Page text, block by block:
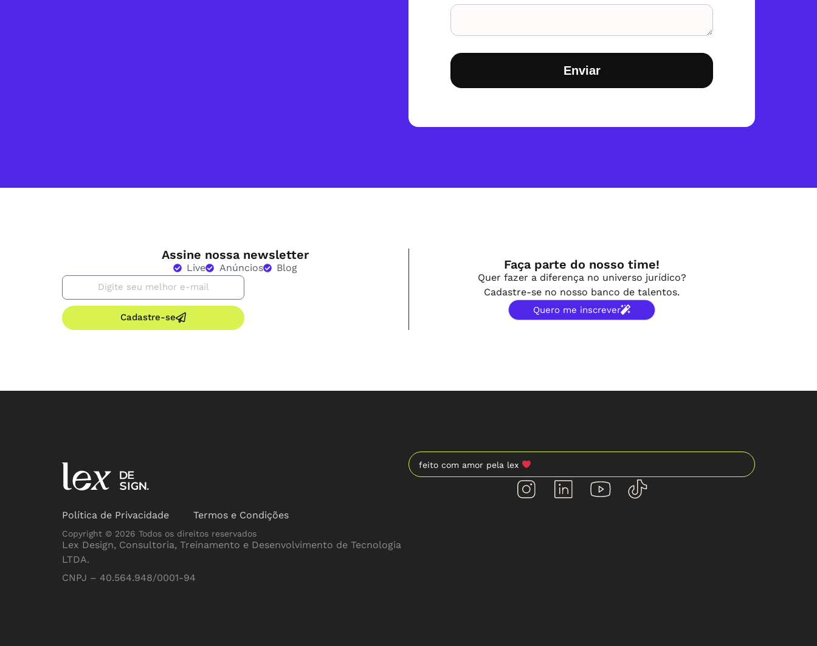
Enviar
Assine nossa newsletter
Live Anúncios Blog
Cadastre-se
Faça parte do nosso time!
Quer fazer a diferença no universo jurídico?
Cadastre-se no nosso banco de talentos.
Quero me inscrever
Política de Privacidade Termos e Condições
Copyright © 2026 Todos os direitos reservados
Lex Design, Consultoria, Treinamento e Desenvolvimento de Tecnologia
LTDA.
CNPJ – 40.564.948/0001-94
feito com amor pela lex